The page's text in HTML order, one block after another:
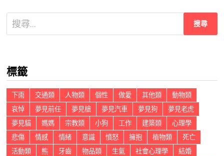
搜
尋
字:
標籤
下雨 交通類 人物類 個性 做愛 其他類
動物類
哀悼
夢見前任 夢見槍 夢見汽車 夢見狗
夢見老虎
夢見貓
媽媽 宗教類 小狗 工作 建築類
心理學
悲傷
情感 情緒 意識 憤怒 擁抱 植物類
死亡
活動類
熊 牙齒 物品類 生氣 社會心理學
結婚